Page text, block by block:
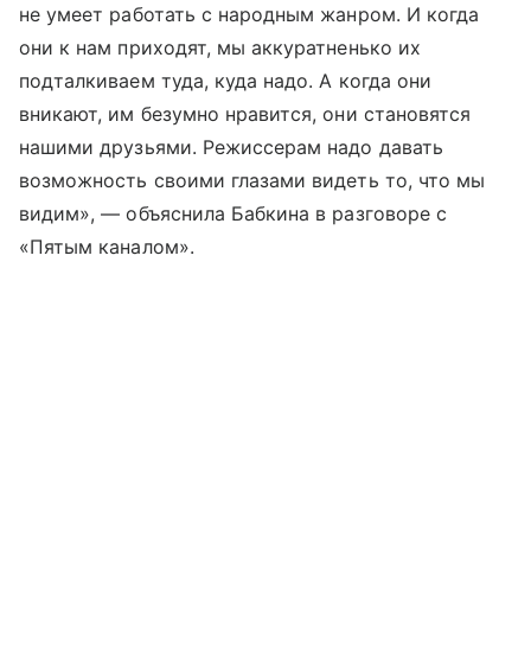
не умеет работать с народным жанром. И когда
они к нам приходят, мы аккуратненько их
подталкиваем туда, куда надо. А когда они
вникают, им безумно нравится, они становятся
нашими друзьями. Режиссерам надо давать
возможность своими глазами видеть то, что мы
видим», — объяснила Бабкина в разговоре с
«Пятым каналом».